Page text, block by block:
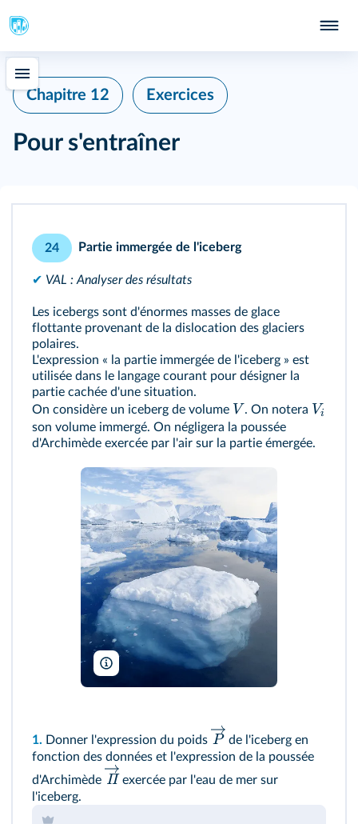
Chapitre 12 Exercices
Pour s'entraîner
24 Partie immergée de l'iceberg
✔ VAL : Analyser des résultats
Les icebergs sont d'énormes masses de glace
flottante provenant de la dislocation des glaciers
polaires.
L'expression « la partie immergée de l'iceberg » est
utilisée dans le langage courant pour désigner la
partie cachée d'une situation.
On considère un iceberg de volume V . On notera Vi
son volume immergé. On négligera la poussée
d'Archimède exercée par l'air sur la partie émergée.
Denis Burdin/Shutterstock
1. Donner l'expression du poids P de l'iceberg en
fonction des données et l'expression de la poussée
d'Archimède Π exercée par l'eau de mer sur
l'iceberg.